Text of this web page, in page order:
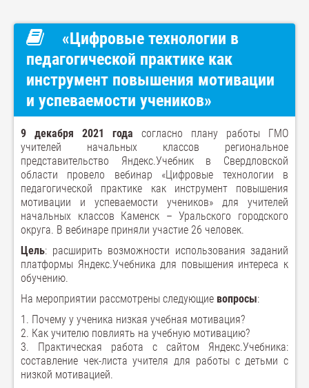
«Цифровые технологии в
педагогической практике как
инструмент повышения мотивации
и успеваемости учеников»
9 декабря 2021 года согласно плану работы ГМО
учителей начальных классов региональное
представительство Яндекс.Учебник в Свердловской
области провело вебинар «Цифровые технологии в
педагогической практике как инструмент повышения
мотивации и успеваемости учеников» для учителей
начальных классов Каменск – Уральского городского
округа. В вебинаре приняли участие 26 человек.
Цель: расширить возможности использования заданий
платформы Яндекс.Учебника для повышения интереса к
обучению.
На мероприятии рассмотрены следующие вопросы:
1. Почему у ученика низкая учебная мотивация?
2. Как учителю повлиять на учебную мотивацию?
3. Практическая работа с сайтом Яндекс.Учебника:
составление чек-листа учителя для работы с детьми с
низкой мотивацией.